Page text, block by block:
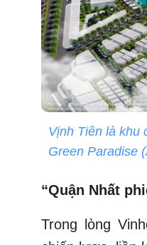
Vịnh Tiên là khu
Green Paradise
“Quận Nhất
Trong lòng